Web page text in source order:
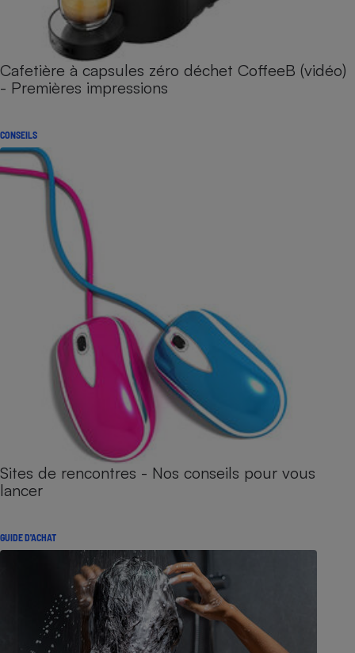
Cafetière à capsules zéro déchet CoffeeB (vidéo)
- Premières impressions
CONSEILS
Sites de rencontres - Nos conseils pour vous
lancer
GUIDE D'ACHAT